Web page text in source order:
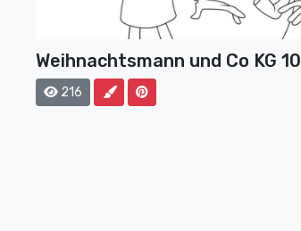
Weihnachtsmann und Co KG 10
216